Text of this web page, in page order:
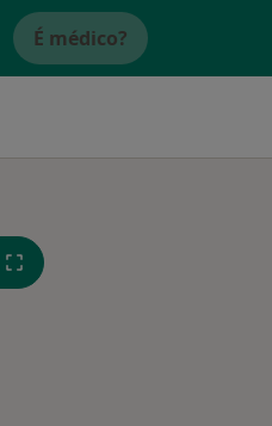
É médico?
Qui,
13 Ago